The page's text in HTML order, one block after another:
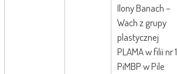
Ilony Banach –
Wach z grupy
plastycznej
PLAMA w filii nr 1
PiMBP w Pile